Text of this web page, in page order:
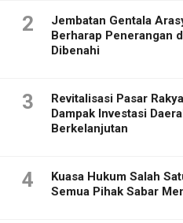
2
Jembatan Gentala
Berharap Penerangan
Dibenahi
3
Revitalisasi Pasar
Dampak Investasi
Berkelanjutan
4
Kuasa Hukum Salah
Semua Pihak Sabar